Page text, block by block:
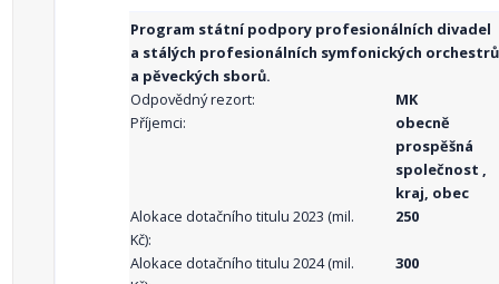
Program státní podpory profesionálních divadel
a stálých profesionálních symfonických orchestrů
a pěveckých sborů.
Odpovědný rezort:
MK
Příjemci:
obecně
prospěšná
společnost ,
kraj, obec
Alokace dotačního titulu 2023 (mil.
Kč):
250
Alokace dotačního titulu 2024 (mil.
300